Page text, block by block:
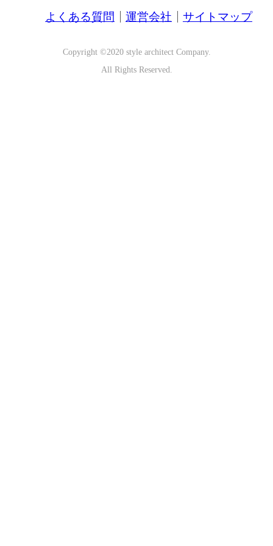
よくある質問 運営会社 サイトマップ
Copyright ©2020 style architect Company.
All Rights Reserved.